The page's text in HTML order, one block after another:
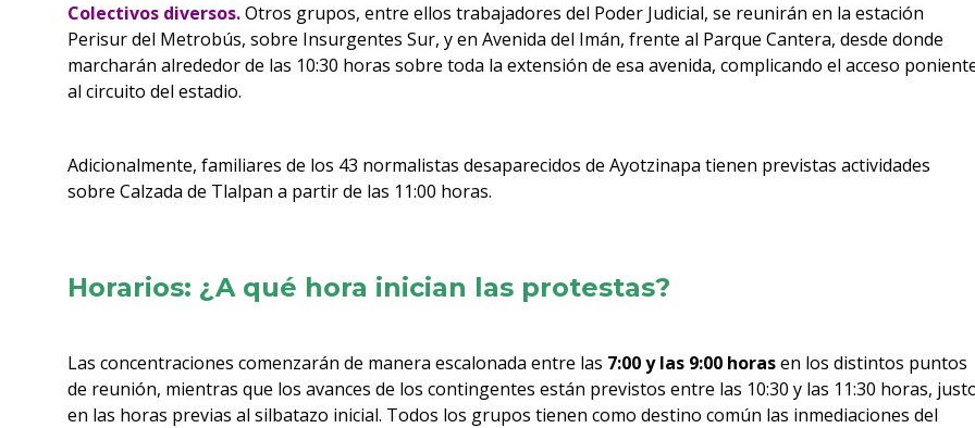
Colectivos diversos.Otros grupos, entre ellos trabajadores del Poder Judicial, se reunirán en la estación
Perisur del Metrobús, sobre Insurgentes Sur, y en Avenida del Imán, frente al Parque Cantera, desde donde
marcharán alrededor de las 10:30 horas sobre toda la extensión de esa avenida, complicando el acceso
al circuito del estadio.
Adicionalmente, familiares de los 43 normalistas desaparecidos de Ayotzinapa tienen previstas actividades
sobre Calzada de Tlalpan a partir de las 11:00 horas.
Horarios: ¿A qué hora inician las protestas?
Las concentraciones comenzarán de manera escalonada entre las 7:00 y las 9:00 horasen los distintos puntos
de reunión, mientras que los avances de los contingentes están previstos entre las 10:30 y las 11:30 horas,
en las horas previas al silbatazo inicial. Todos los grupos tienen como destino común las inmediaciones del